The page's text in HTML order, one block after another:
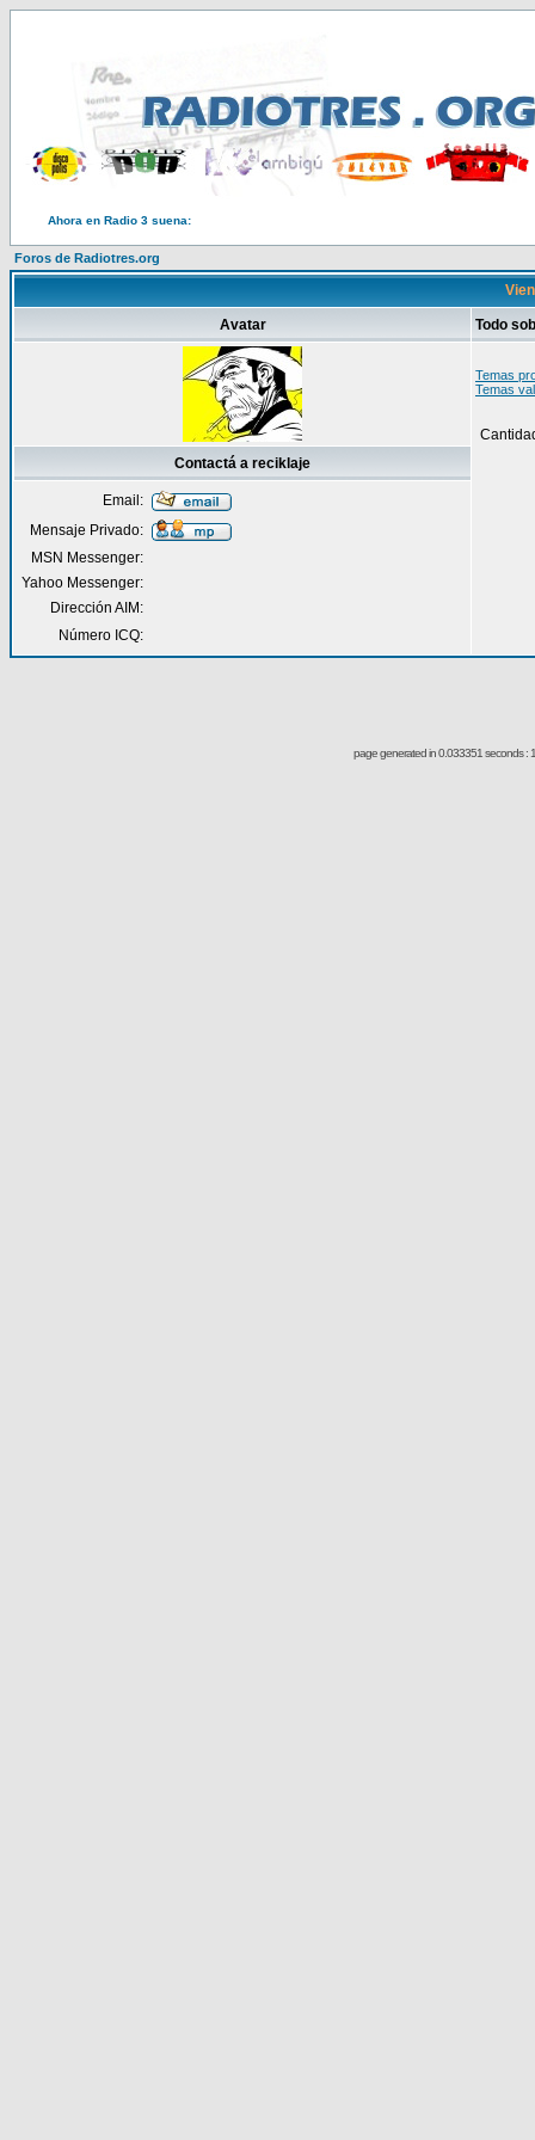
Ahora en Radio 3 suena:
Foros de Radiotres.org
Avatar Todo
Temas
Temas
Contactá a reciklaje
Email:
Mensaje Privado:
MSN Messenger:
Yahoo Messenger:
Dirección AIM:
Número ICQ:
page generated in 0.033351 seconds :